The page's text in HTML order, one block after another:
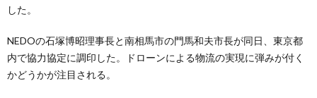
した。
NEDOの石塚博昭理事長と南相馬市の門馬和夫市長が同日、東京都
内で協力協定に調印した。ドローンによる物流の実現に弾みが付く
かどうかが注目される。